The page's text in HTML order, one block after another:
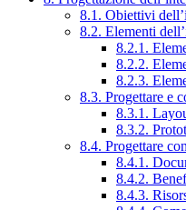
8.1. Obiettivi
8.2. Elementi
8.2.1.
8.2.2.
8.2.3.
8.3. Progettare e
8.3.1.
8.3.2.
8.4. Progettare
8.4.1.
8.4.2.
8.4.3.